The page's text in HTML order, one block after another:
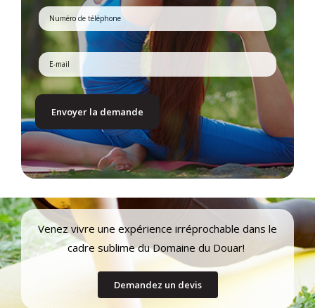
Venez vivre une expérience irréprochable dans le
cadre sublime du Domaine du Douar!
Demandez un devis